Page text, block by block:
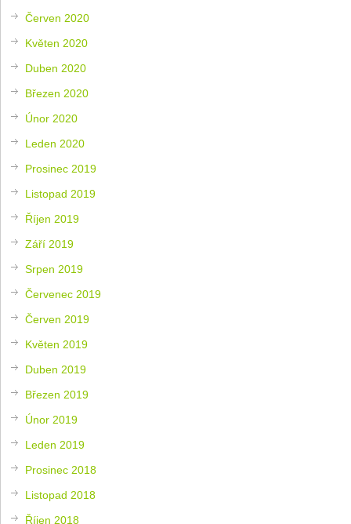
Červen 2020
Květen 2020
Duben 2020
Březen 2020
Únor 2020
Leden 2020
Prosinec 2019
Listopad 2019
Říjen 2019
Září 2019
Srpen 2019
Červenec 2019
Červen 2019
Květen 2019
Duben 2019
Březen 2019
Únor 2019
Leden 2019
Prosinec 2018
Listopad 2018
Říjen 2018